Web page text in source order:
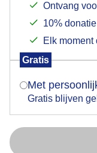
Ontvang
10%
Elk moment
Gratis
Met
Gratis blijven
Door: Charley van
Indien je hier
verschijnt er
Is
Nu